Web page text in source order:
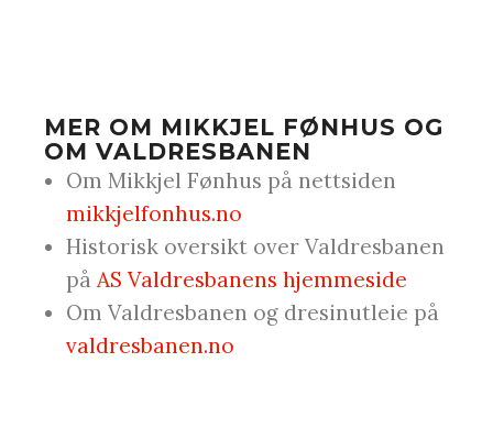
MER OM MIKKJEL FØNHUS OG
OM VALDRESBANEN
Om Mikkjel Fønhus på nettsiden
mikkjelfonhus.no
Historisk oversikt over Valdresbanen
på AS Valdresbanens hjemmeside
Om Valdresbanen og dresinutleie på
valdresbanen.no